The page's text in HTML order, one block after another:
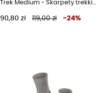
Trek Medium - Skarpety trekkingowe
90,80 zł 119,00 zł -24%